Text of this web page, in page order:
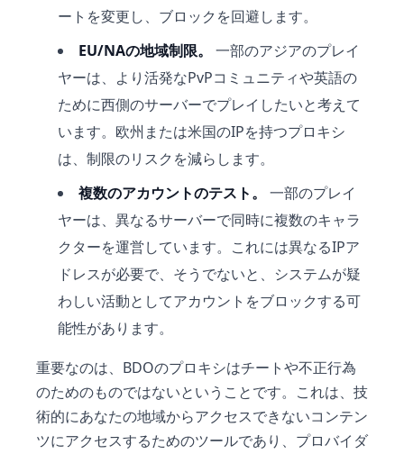
ートを変更し、ブロックを回避します。
EU/NAの地域制限。
一部のアジアのプレイ
ヤーは、より活発なPvPコミュニティや英語の
ために西側のサーバーでプレイしたいと考えて
います。欧州または米国のIPを持つプロキシ
は、制限のリスクを減らします。
複数のアカウントのテスト。
一部のプレイ
ヤーは、異なるサーバーで同時に複数のキャラ
クターを運営しています。これには異なるIPア
ドレスが必要で、そうでないと、システムが疑
わしい活動としてアカウントをブロックする可
能性があります。
重要なのは、BDOのプロキシはチートや不正行為
のためのものではないということです。これは、技
術的にあなたの地域からアクセスできないコンテン
ツにアクセスするためのツールであり、プロバイダ